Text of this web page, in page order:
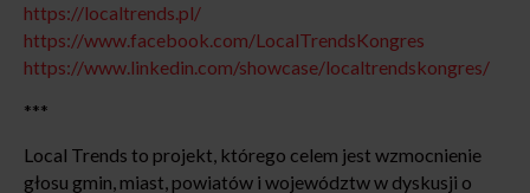
https://localtrends.pl/
https://www.facebook.com/LocalTrendsKongres
https://www.linkedin.com/showcase/localtrendskongres/
***
Local Trends to projekt, którego celem jest wzmocnienie
głosu gmin, miast, powiatów i województw w dyskusji o